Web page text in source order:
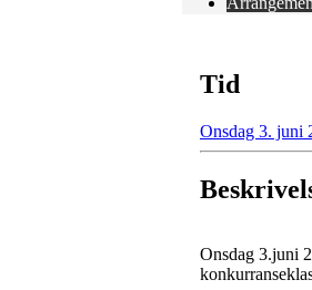
Tid
Onsdag 3. juni
Onsdag 3.juni